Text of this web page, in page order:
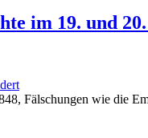
im 19. und
Fälschungen wie die